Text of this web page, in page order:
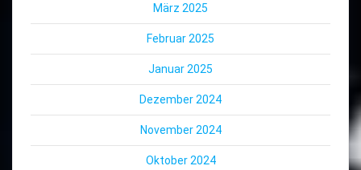
März 2025
Februar 2025
Januar 2025
Dezember 2024
November 2024
Oktober 2024